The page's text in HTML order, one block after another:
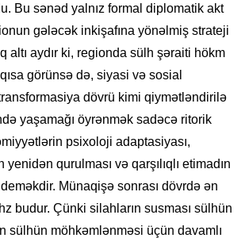
Bu sənəd yalnız formal diplomatik akt
gələcək inkişafına yönəlmiş strateji
altı aydır ki, regionda sülh şəraiti hökm
görünsə də, siyasi və sosial
dövrü kimi qiymətləndirilə
yaşamağı öyrənmək sadəcə ritorik
psixoloji adaptasiyası,
qurulması və qarşılıqlı etimadın
deməkdir. Münaqişə sonrası dövrdə ən
budur. Çünki silahların susması sülhün
sülhün möhkəmlənməsi üçün davamlı